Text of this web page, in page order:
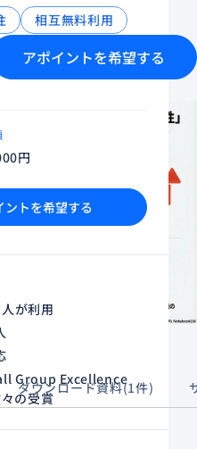
アポイントを希望する
ダウンロード資料(1件)
相互無料利用
期間
円
ントを希望する
が利用
Group Excellence
の受賞